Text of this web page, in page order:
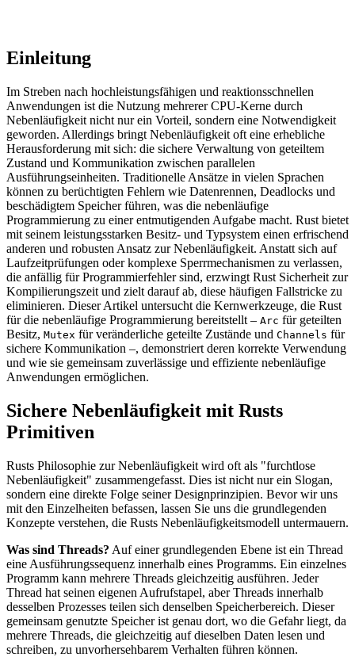
Einleitung
Im Streben nach hochleistungsfähigen und reaktionsschnellen
Anwendungen ist die Nutzung mehrerer CPU-Kerne durch
Nebenläufigkeit nicht nur ein Vorteil, sondern eine Notwendigkeit
geworden. Allerdings bringt Nebenläufigkeit oft eine erhebliche
Herausforderung mit sich: die sichere Verwaltung von geteiltem
Zustand und Kommunikation zwischen parallelen
Ausführungseinheiten. Traditionelle Ansätze in vielen Sprachen
können zu berüchtigten Fehlern wie Datenrennen, Deadlocks und
beschädigtem Speicher führen, was die nebenläufige
Programmierung zu einer entmutigenden Aufgabe macht. Rust bietet
mit seinem leistungsstarken Besitz- und Typsystem einen erfrischend
anderen und robusten Ansatz zur Nebenläufigkeit. Anstatt sich auf
Laufzeitprüfungen oder komplexe Sperrmechanismen zu verlassen,
die anfällig für Programmierfehler sind, erzwingt Rust Sicherheit zur
Kompilierungszeit und zielt darauf ab, diese häufigen Fallstricke zu
eliminieren. Dieser Artikel untersucht die Kernwerkzeuge, die Rust
für die nebenläufige Programmierung bereitstellt – Arc für geteilten
Besitz, Mutex für veränderliche geteilte Zustände und Channels für
sichere Kommunikation –, demonstriert deren korrekte Verwendung
und wie sie gemeinsam zuverlässige und effiziente nebenläufige
Anwendungen ermöglichen.
Sichere Nebenläufigkeit mit Rusts
Primitiven
Rusts Philosophie zur Nebenläufigkeit wird oft als "furchtlose
Nebenläufigkeit" zusammengefasst. Dies ist nicht nur ein Slogan,
sondern eine direkte Folge seiner Designprinzipien. Bevor wir uns
mit den Einzelheiten befassen, lassen Sie uns die grundlegenden
Konzepte verstehen, die Rusts Nebenläufigkeitsmodell untermauern.
Was sind Threads? Auf einer grundlegenden Ebene ist ein Thread
eine Ausführungssequenz innerhalb eines Programms. Ein einzelnes
Programm kann mehrere Threads gleichzeitig ausführen. Jeder
Thread hat seinen eigenen Aufrufstapel, aber Threads innerhalb
desselben Prozesses teilen sich denselben Speicherbereich. Dieser
gemeinsam genutzte Speicher ist genau dort, wo die Gefahr liegt, da
mehrere Threads, die gleichzeitig auf dieselben Daten lesen und
schreiben, zu unvorhersehbarem Verhalten führen können.